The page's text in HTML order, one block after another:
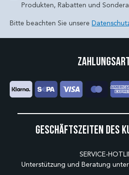
Produkten, Rabatten und
Bitte beachten Sie unsere
Geschäftszeiten des
SERVICE-
Unterstützung und Beratung